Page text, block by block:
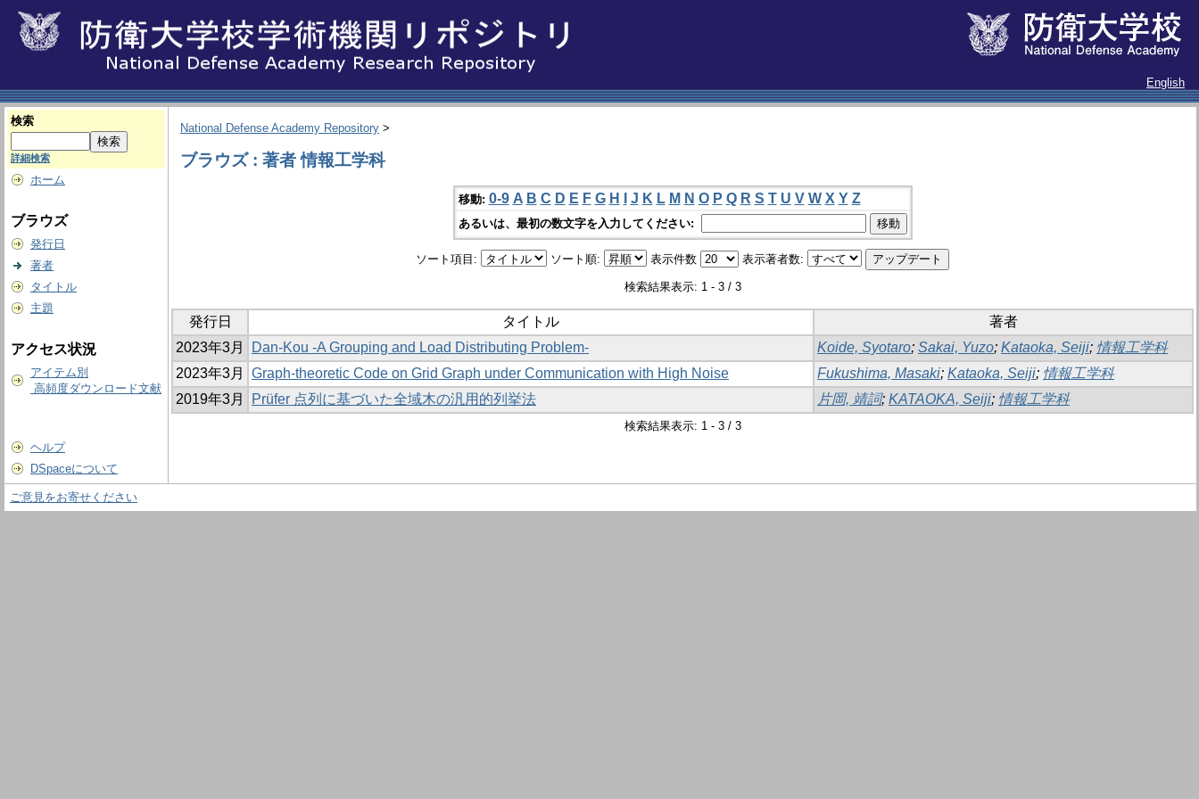
English
検索
詳細検索
ホーム
ブラウズ
発行日
著者
タイトル
主題
アクセス状況
アイテム別
高頻度ダウンロード文献
ヘルプ
DSpaceについて
National Defense Academy Repository >
ブラウズ : 著者 情報工学科
移動: 0-9 A B C D E F G H J K L M N O P Q R S T U V W X Y Z
あるいは、最初の数文字を入力してください:
ソート項目: ソート順: 表示件数 表示著者数:
検索結果表示: 1 - 3 / 3
発行日 タイトル
著者
2023年3月
Dan-Kou -A Grouping and Load Distributing Problem- Koide, Syotaro; Sakai, Yuzo; Kataoka, Seiji; 情報工学科
2023年3月
Graph-theoretic Code on Grid Graph under Communication with High Noise Fukushima, Masaki; Kataoka, Seiji; 情報工学科
2019年3月
Prüfer 点列に基づいた全域木の汎用的列挙法 片岡, 靖詞; KATAOKA, Seiji; 情報工学科
検索結果表示: 1 - 3 / 3
ご意見をお寄せください